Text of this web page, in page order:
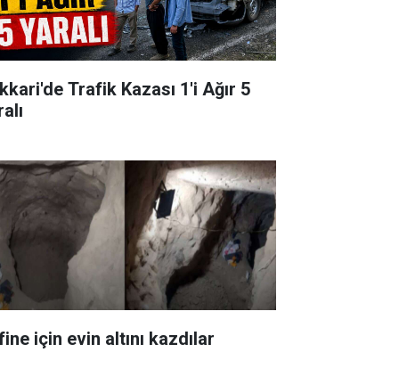
Trafik Kazası 1'i Ağır 5
için evin altını kazdılar